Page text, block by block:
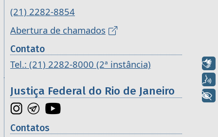
(21) 2282-8854
Abertura de chamados
Contato
Tel.: (21) 2282-8000 (2ª instância)
Justiça Federal do Rio de Janeiro
Contatos
+ Acessibilidade